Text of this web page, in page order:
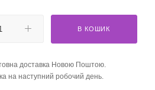
В КОШИК
доставка Новою Поштою.
на наступний робочий день.